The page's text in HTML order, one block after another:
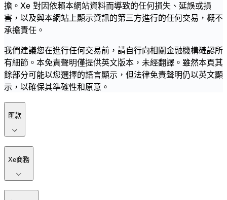
擔。Xe 對因依賴本網站資料而導致的任何損失、延誤或損
害，以及與本網站上顯示資訊的第三方進行的任何交易，概不
承擔責任。
我們建議您在進行任何交易前，請自行向相關金融機構確認所
有細節。本免責聲明僅提供英文版本，未經翻譯。雖然本頁其
餘部分可能以您選擇的語言顯示，但法律免責聲明仍以英文顯
示，以確保其準確性和原意。
匯款
Xe商務